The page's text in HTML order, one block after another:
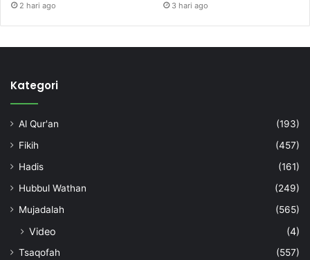
2 hari ago 3 hari ago
Kategori
Al Qur'an
(193)
Fikih
(457)
Hadis
(161)
Hubbul Wathan
(249)
Mujadalah
(565)
Video (4)
Tsaqofah
(557)